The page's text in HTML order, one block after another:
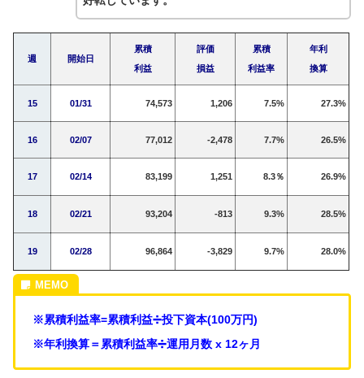
週 開始日
累積
利益
評価
損益
累積
利益率
年利
換算
15 01/31 74,573 1,206 7.5% 27.3%
16 02/07 77,012 -2,478 7.7% 26.5%
17 02/14 83,199 1,251 8.3％ 26.9%
18 02/21 93,204 -813 9.3% 28.5%
19 02/28 96,864 -3,829 9.7% 28.0%
※累積利益率=累積利益➗投下資本(100万円)
※年利換算＝累積利益率➗運用月数 x 12ヶ月